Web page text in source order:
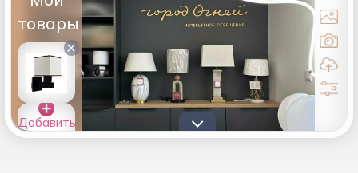
товары
×
Добавить
товары в